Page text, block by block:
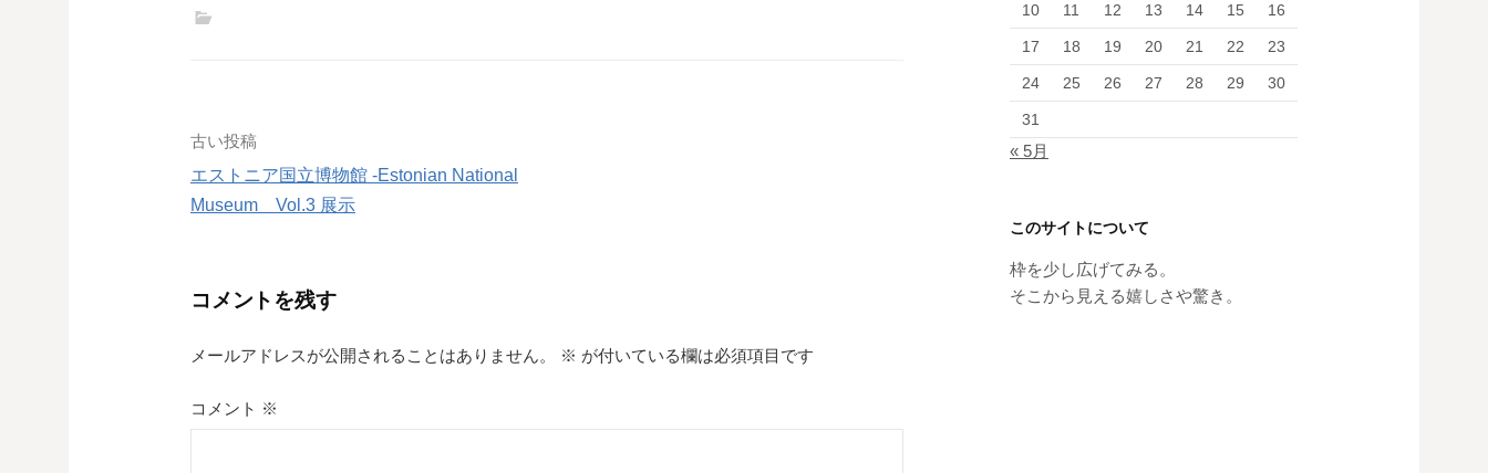
投
稿
ー
シ
古い投稿
エストニア国立博物館 -Estonian National
Museum Vol.3 展示
コメントを残す
メールアドレスが公開されることはありません。 ※ が付いている欄は必須項目です
コメント ※
10 11 12 13 14 15 16
17 18 19 20 21 22 23
24 25 26 27 28 29 30
31
« 5月
このサイトについて
枠を少し広げてみる。
そこから見える嬉しさや驚き。